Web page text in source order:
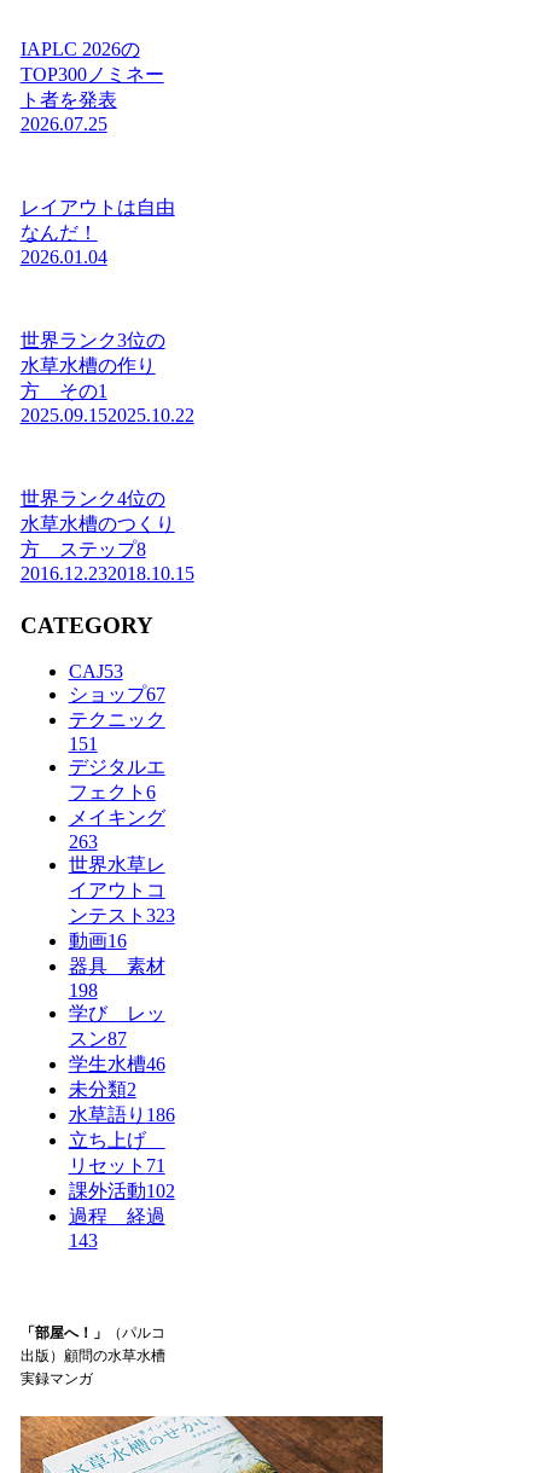
IAPLC 2026の
TOP300ノミネー
ト者を発表
2026.07.25
レイアウトは自由
なんだ！
2026.01.04
世界ランク3位の
水草水槽の作り
方 その1
2025.09.152025.10.22
世界ランク4位の
水草水槽のつくり
方 ステップ8
2016.12.232018.10.15
CATEGORY
CAJ53
ショップ67
テクニック
151
デジタルエ
フェクト 6
メイキング
263
世界水草レ
イアウトコ
ンテスト 323
動画16
器具 素材
198
学び レッ
スン87
学生水槽46
未分類2
水草語り 186
立ち上げ
リセット 71
課外活動102
過程 経過
143
「部屋へ！」
（パルコ
出版）顧問の水草水槽
実録マンガ